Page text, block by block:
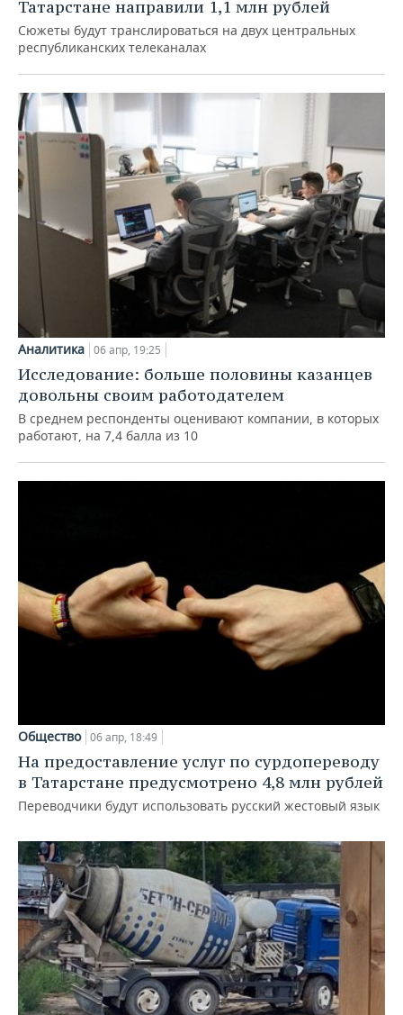
ХОККЕЙ С МЯЧОМ
ПРОИСШЕСТВИЯ
Татарстане направили 1,1 млн рублей
Сюжеты будут транслироваться на двух центральных
республиканских телеканалах
Аналитика 06 апр, 19:25
Исследование: больше половины казанцев
довольны своим работодателем
В среднем респонденты оценивают компании, в которых
работают, на 7,4 балла из 10
Общество 06 апр, 18:49
На предоставление услуг по сурдопереводу
в Татарстане предусмотрено 4,8 млн рублей
Переводчики будут использовать русский жестовый язык